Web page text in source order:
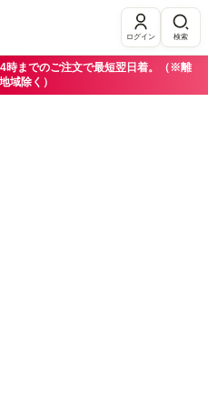
ログイン 検索
時までのご注文で最短翌日着。（※離
域除く）